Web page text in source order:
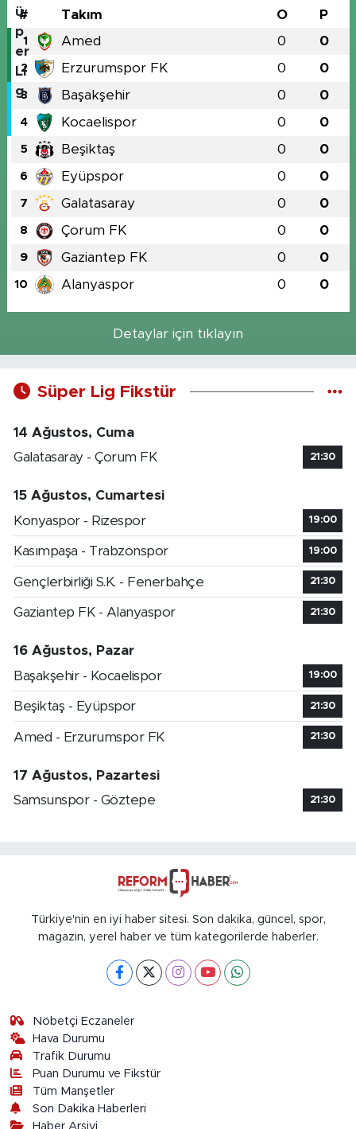
# Takım O P
1 Amed 0 0
2 Erzurumspor FK 0 0
3 Başakşehir 0 0
4 Kocaelispor 0 0
5 Beşiktaş 0 0
6 Eyüpspor 0 0
7 Galatasaray 0 0
8 Çorum FK 0 0
9 Gaziantep FK 0 0
10 Alanyaspor 0 0
Detaylar için tıklayın
Süper Lig Fikstür
14 Ağustos, Cuma
Galatasaray - Çorum FK
21:30
15 Ağustos, Cumartesi
Konyaspor - Rizespor
19:00
Kasımpaşa - Trabzonspor 19:00
Gençlerbirliği S.K. - Fenerbahçe 21:30
Gaziantep FK - Alanyaspor 21:30
16 Ağustos, Pazar
Başakşehir - Kocaelispor
19:00
Beşiktaş - Eyüpspor 21:30
Amed - Erzurumspor FK 21:30
17 Ağustos, Pazartesi
Samsunspor - Göztepe
21:30
Türkiye'nin en iyi haber sitesi. Son dakika, güncel, spor,
magazin, yerel haber ve tüm kategorilerde haberler.
Nöbetçi Eczaneler
Hava Durumu
Trafik Durumu
Puan Durumu ve Fikstür
Tüm Manşetler
Son Dakika Haberleri
Haber Arşivi